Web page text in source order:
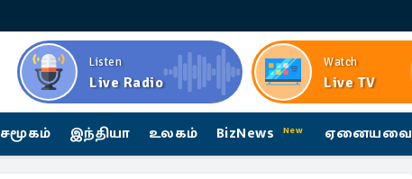
Listen
Live Radio
Watch
Live TV
சமூகம் இந்தியா உலகம் BizNews New ஏனையவை